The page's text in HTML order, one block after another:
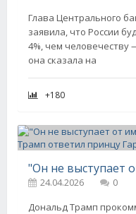
Глава Центрального
заявила, что России
4%, чем человечеству
она сказала на
+180
24.04.2026
0
Дональд Трамп